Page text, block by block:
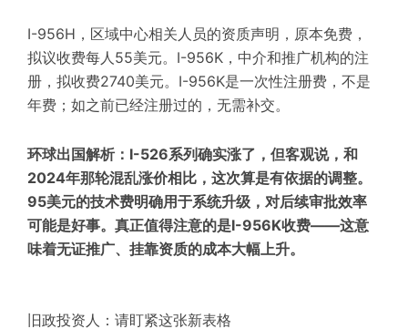
I-956H，区域中心相关人员的资质声明，原本免费，
拟议收费每人55美元。I-956K，中介和推广机构的注
册，拟收费2740美元。I-956K是一次性注册费，不是
年费；如之前已经注册过的，无需补交。
环球出国解析：I-526系列确实涨了，但客观说，和
2024年那轮混乱涨价相比，这次算是有依据的调整。
95美元的技术费明确用于系统升级，对后续审批效率
可能是好事。真正值得注意的是I-956K收费——这意
味着无证推广、挂靠资质的成本大幅上升。
旧政投资人：请盯紧这张新表格